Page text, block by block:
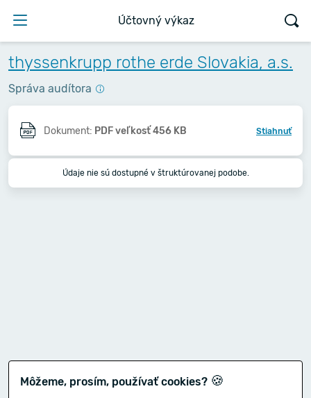
Účtovný výkaz
thyssenkrupp rothe erde Slovakia, a.s.
Správa audítora
Dokument: PDF veľkosť 456 KB Stiahnuť
Údaje nie sú dostupné v štruktúrovanej podobe.
Môžeme, prosím, používať cookies? 🍪